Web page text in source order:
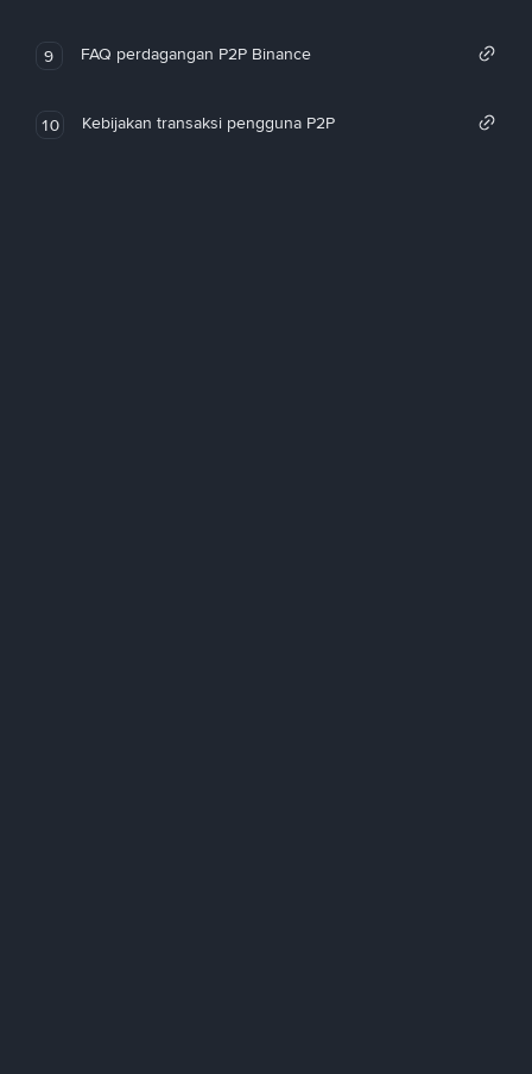
9 FAQ perdagangan P2P Binance
10 Kebijakan transaksi pengguna P2P